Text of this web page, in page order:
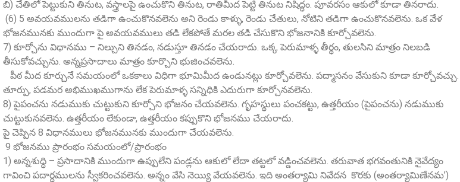
బి) చేతిలో పెట్టుకుని తినుట, వస్త్రాలపై ఉంచుకొని తినుట, రాతిమీద పెట్టి తినుట నిషిద్ధం. పూవరసం ఆకులో కూడా తినరాదు.
(6) 5 అవయవములను తడిగా ఉంచుకొనవలెను అని రెండు కాళ్ళు, రెండు చేతులు, నోటిని తడిగా ఉంచుకొనవలెను. ఒక వేళ
భోజనమునకు ముందుగా పై అవయవములు తడి లేకపోతే మరల తడి చేసుకొని భోజనానికి కూర్చోవలెను.
7) కూర్చోను విధానము – నిల్చుని తినడం, నడుస్తూ తినడం చేయరాదు. ఒక్క పెరుమాళ్ళ తీర్థం, తులసిని మాత్రం నిలబడి
తీసుకోవచ్చును. అన్నప్రసాదాలు మాత్రం కూర్చొని భుజించవలెను.
పీఠ మీద కూర్చునే సమయంలో ఒకకాలు విధిగా భూమిమీద ఉండునట్లు కూర్చోవలెను. పద్మాసనం వేసుకుని కూడా కూర్చోవచ్చు.
తూర్పు, పడమర అభిముఖముగాను లేక పెరుమాళ్ళ సన్నిధికి ఎదురుగా కూర్చోనవలెను.
8) పైపంచను నడుముకు చుట్టుకుని కూర్చోని భోజనం చేయవలెను. గృహస్థులు పంచకట్టు, ఉత్తరీయం (పైపంచను) నడుముకు
చుట్టుకునవలెను. ఉత్తరీయం లేకుండా, ఉత్తరీయం కప్పుకొని భోజనము చేయరాదు.
పై చెప్పిన 8 విధానములు భోజనమునకు ముందుగా చేయవలెను.
9 భోజనము ప్రారంభం సమయంలో/ప్రారంభం
1) అన్నశుద్ధి – ప్రసాదానికి ముందుగా ఉప్పులేని పండ్లను ఆకులో లేదా తట్టలో వడ్డించవలెను. తరువాత భగవంతునికి నైవేద్యం
గావించి పదార్ధములను స్వీకరించవలెను. అన్నం వేసి నెయ్యి వేయవలెను. ఇది అంతర్యామి నివేదన కొరకు (అంతర్యామిణేనమ’)